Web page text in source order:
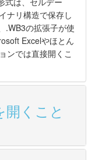
ナリ構造で保存し
.WB3の拡張子が使
Excelやほとん
ンでは直接開くこ
くこと